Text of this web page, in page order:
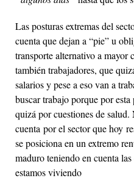
Las posturas extremas del
cuenta que dejan a “pie” u
transporte alternativo a mayor
también trabajadores, que
salarios y pese a eso van a
buscar trabajo porque por
quizá por cuestiones de salud.
cuenta por el sector que hoy
se posiciona en un extremo
maduro teniendo en cuenta
estamos viviendo